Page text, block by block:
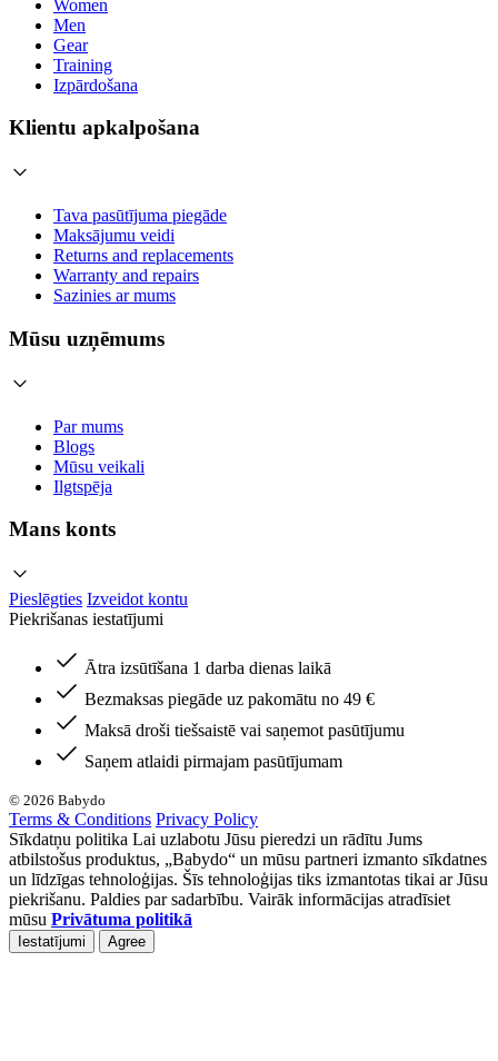
Women
Men
Gear
Training
Izpārdošana
Klientu apkalpošana
Tava pasūtījuma piegāde
Maksājumu veidi
Returns and replacements
Warranty and repairs
Sazinies ar mums
Mūsu uzņēmums
Par mums
Blogs
Mūsu veikali
Ilgtspēja
Mans konts
Pieslēgties Izveidot kontu
Piekrišanas iestatījumi
Ātra izsūtīšana 1 darba dienas laikā
Bezmaksas piegāde uz pakomātu no 49 €
Maksā droši tiešsaistē vai saņemot pasūtījumu
Saņem atlaidi pirmajam pasūtījumam
© 2026 Babydo
Terms & Conditions Privacy Policy
Sīkdatņu politika Lai uzlabotu Jūsu pieredzi un rādītu Jums
atbilstošus produktus, „Babydo“ un mūsu partneri izmanto sīkdatnes
un līdzīgas tehnoloģijas. Šīs tehnoloģijas tiks izmantotas tikai ar Jūsu
piekrišanu. Paldies par sadarbību. Vairāk informācijas atradīsiet
mūsu Privātuma politikā
Iestatījumi Agree